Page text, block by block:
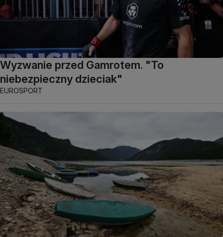
Wyzwanie przed Gamrotem. "To
niebezpieczny dzieciak"
EUROSPORT